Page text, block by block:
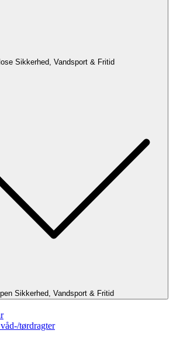
Sikkerhed, Vandsport & Fritid
Sikkerhed, Vandsport & Fritid
tørdragter